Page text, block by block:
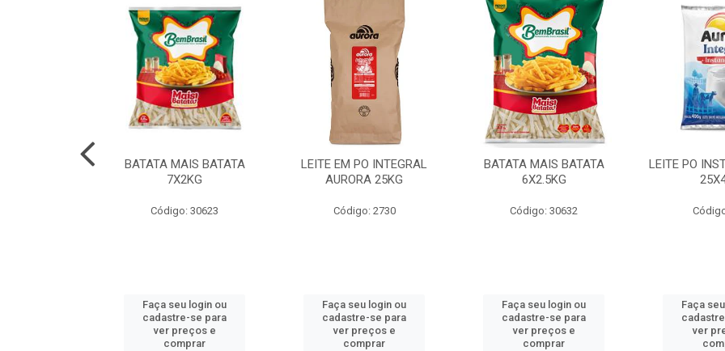
BATATA MAIS BATATA
7X2KG
Código: 30623
Faça seu login ou
cadastre-se para
ver preços e
comprar
LEITE EM PO INTEGRAL
AURORA 25KG
Código: 2730
Faça seu login ou
cadastre-se para
ver preços e
comprar
BATATA MAIS BATATA
6X2.5KG
Código: 30632
Faça seu login ou
cadastre-se para
ver preços e
comprar
LEITE PO
Faça
ver